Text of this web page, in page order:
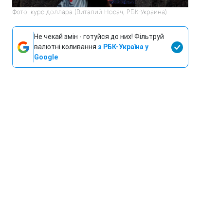
Фото: курс доллара (Виталий Носач, РБК-Украина)
Не чекай змін - готуйся до них! Фільтруй
валютні коливання з РБК-Україна у
Google